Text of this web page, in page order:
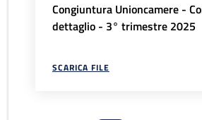
Congiuntura Unioncamere -
dettaglio - 3° trimestre 2025
SCARICA FILE